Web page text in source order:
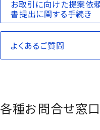
お取引に向けた提案依頼
書提出に関する手続き
よくあるご質問
各種お問合せ窓口